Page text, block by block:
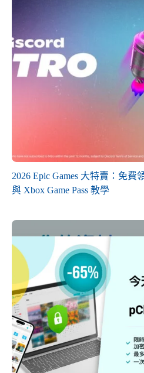
2026 Epic Games 大特賣：免費
與 Xbox Game Pass 教學